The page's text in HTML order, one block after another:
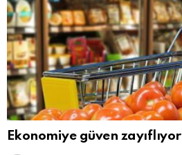
Ekonomiye güven zayıflıyor